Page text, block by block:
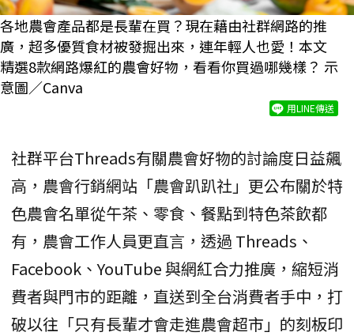
各地農會產品都是長輩在買？現在藉由社群網路的推
廣，超多優質食材被發掘出來，連年輕人也愛！本文
精選8款網路爆紅的農會好物，看看你買過哪幾樣？ 示
意圖／Canva
用LINE傳送
社群平台Threads有關農會好物的討論度日益飆
高，農會行銷網站「農會趴趴社」更公布關於特
色農會名單從午茶、零食、餐點到特色茶飲都
有，農會工作人員更直言，透過 Threads、
Facebook、YouTube 與網紅合力推廣，縮短消
費者與門市的距離，直送到全台消費者手中，打
破以往「只有長輩才會走進農會超市」的刻板印